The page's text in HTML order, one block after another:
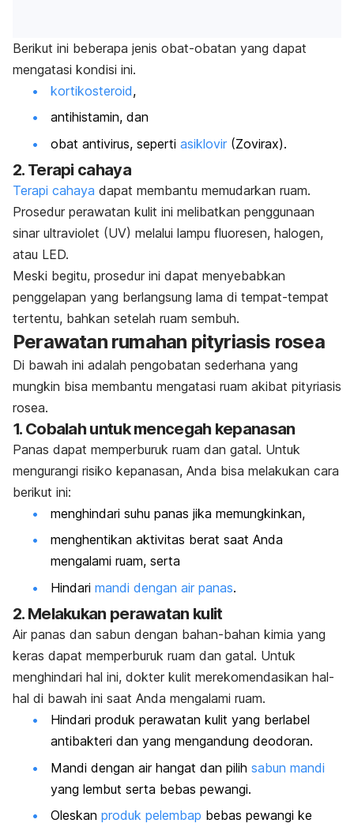
Berikut ini beberapa jenis obat-obatan yang dapat
mengatasi kondisi ini.
kortikosteroid,
antihistamin, dan
obat antivirus, seperti asiklovir (Zovirax).
2. Terapi cahaya
Terapi cahaya dapat membantu memudarkan ruam.
Prosedur perawatan kulit ini melibatkan penggunaan
sinar ultraviolet (UV) melalui lampu fluoresen, halogen,
atau LED.
Meski begitu, prosedur ini dapat menyebabkan
penggelapan yang berlangsung lama di tempat-tempat
tertentu, bahkan setelah ruam sembuh.
Perawatan rumahan pityriasis rosea
Di bawah ini adalah pengobatan sederhana yang
mungkin bisa membantu mengatasi ruam akibat pityriasis
rosea.
1. Cobalah untuk mencegah kepanasan
Panas dapat memperburuk ruam dan gatal. Untuk
mengurangi risiko kepanasan, Anda bisa melakukan cara
berikut ini:
menghindari suhu panas jika memungkinkan,
menghentikan aktivitas berat saat Anda
mengalami ruam, serta
Hindari mandi dengan air panas.
2. Melakukan perawatan kulit
Air panas dan sabun dengan bahan-bahan kimia yang
keras dapat memperburuk ruam dan gatal. Untuk
menghindari hal ini, dokter kulit merekomendasikan hal-
hal di bawah ini saat Anda mengalami ruam.
Hindari produk perawatan kulit yang berlabel
antibakteri dan yang mengandung deodoran.
Mandi dengan air hangat dan pilih sabun mandi
yang lembut serta bebas pewangi.
Oleskan produk pelembap bebas pewangi ke